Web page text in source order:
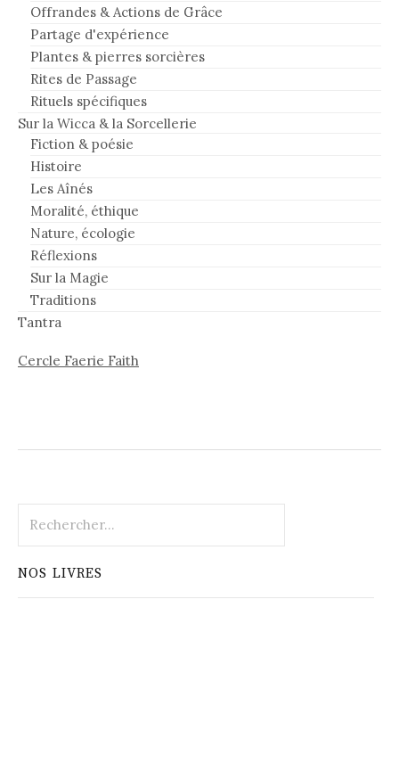
Offrandes & Actions de Grâce
Partage d'expérience
Plantes & pierres sorcières
Rites de Passage
Rituels spécifiques
Sur la Wicca & la Sorcellerie
Fiction & poésie
Histoire
Les Aînés
Moralité, éthique
Nature, écologie
Réflexions
Sur la Magie
Traditions
Tantra
Cercle Faerie Faith
NOS LIVRES